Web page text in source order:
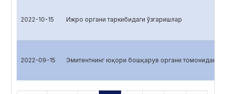
2022-10-15 Ижро органи таркибидаги ўзгаришлар
2022-09-15 Эмитентнинг юқори бошқарув органи томонидан